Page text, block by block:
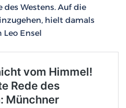
Westens. Auf die
hielt damals
Ensel